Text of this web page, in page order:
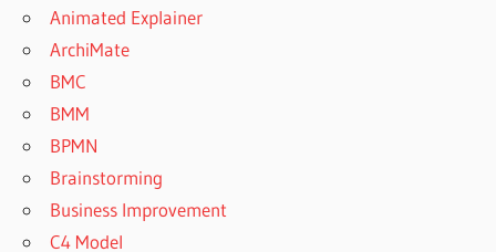
Animated Explainer
ArchiMate
BMC
BMM
BPMN
Brainstorming
Business Improvement
C4 Model